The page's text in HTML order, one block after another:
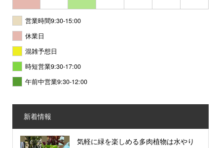
営業時間9:30-15:00
休業日
混雑予想日
時短営業9:30-17:00
午前中営業9:30-12:00
新着情報
気軽に緑を楽しめる多肉植物は水やり